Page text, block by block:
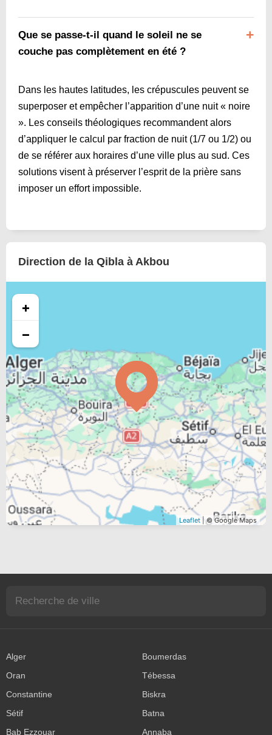
Que se passe-t-il quand le soleil ne se
couche pas complètement en été ?
Dans les hautes latitudes, les crépuscules peuvent se
superposer et empêcher l’apparition d’une nuit « noire
». Les conseils théologiques recommandent alors
d’appliquer le calcul par fraction de nuit (1/7 ou 1/2) ou
de se référer aux horaires d’une ville plus au sud. Ces
solutions visent à préserver l’esprit de la prière sans
imposer un effort impossible.
Direction de la Qibla à Akbou
+
−
Leaflet | © Google Maps
Alger
Boumerdas
Oran
Tébessa
Constantine
Biskra
Sétif
Batna
Bab Ezzouar
Annaba